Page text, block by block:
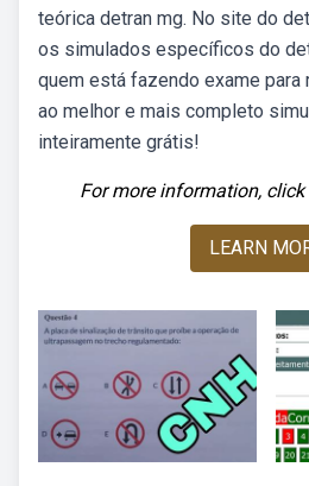
teórica detran mg. No site do
os simulados específicos do
quem está fazendo exame para
ao melhor e mais completo
inteiramente grátis!
For more information,
LEARN